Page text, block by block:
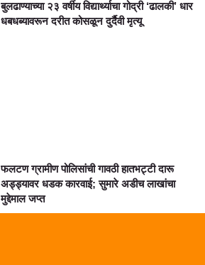
बुलढाण्याच्या २३ वर्षीय विद्यार्थ्याचा गोद्री ‘ढालकी’ धार
धबधब्यावरून दरीत कोसळून दुर्दैवी मृत्यू
फलटण ग्रामीण पोलिसांची गावठी हातभट्टी दारू
अड्ड्यावर धडक कारवाई; सुमारे अडीच लाखांचा
मुद्देमाल जप्त